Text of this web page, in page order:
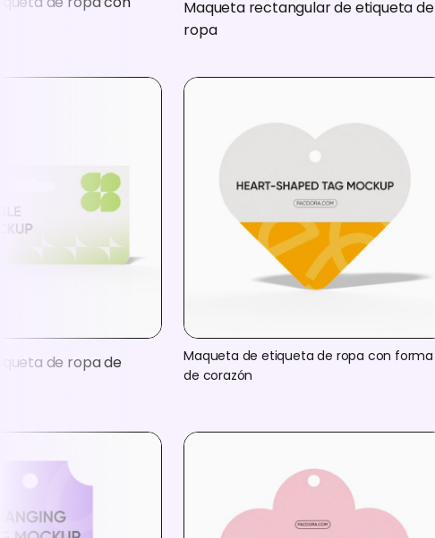
Maqueta rectangular de etiqueta de
ropa
de ropa de
Maqueta de etiqueta de ropa con forma
de corazón